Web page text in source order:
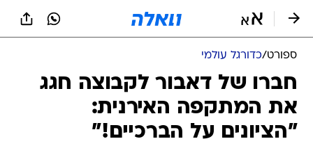
ספורט/כדורגל עולמי
חברו של דאבור לקבוצה חגג
את המתקפה האירנית:
"הציונים על הברכיים!"